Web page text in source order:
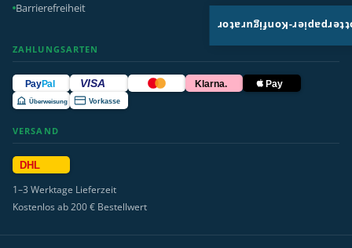
Barrierefreiheit
ZAHLUNGSARTEN
PayPal VISA Klarna. Pay
Überweisung Vorkasse
VERSAND
DHL
1–3 Werktage Lieferzeit
Kostenlos ab 200 € Bestellwert
Plotterpapier-